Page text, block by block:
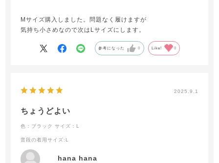
Mサイズ購入しました。問題なく履けますが
気持ち小さめなので次はLサイズにします。
参考になった 0 Like! 0
2025.9.1
ちょうどよい
色：ブラック サイズ：L
普段の着用サイズ:L
hana hana